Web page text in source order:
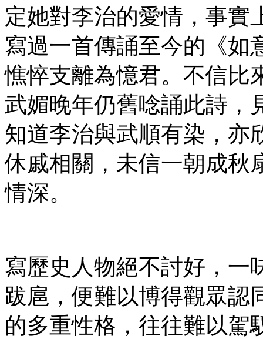
定她對李治的愛情，事實
寫過一首傳誦至今的《如
憔悴支離為憶君。不信比
武媚晚年仍舊唸誦此詩，
知道李治與武順有染，亦
休戚相關，未信一朝成秋
情深。
寫歷史人物絕不討好，一
跋扈，便難以博得觀眾認
的多重性格，往往難以駕